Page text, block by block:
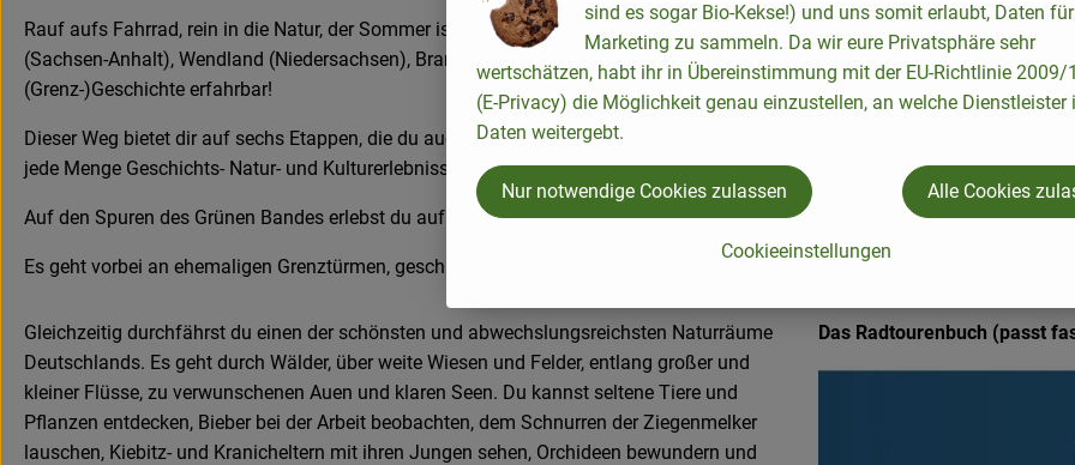
Rauf aufs Fahrrad, rein in die Natur, der Sommer ist da und die Ferien sind nicht weit. Der Vier-Länder-Grenzradweg führt
(Sachsen-Anhalt), Wendland (Niedersachsen), Brandenburg und Mecklenburg-Vorpommern, ein gutes Stück auch an der
(Grenz-)Geschichte erfahrbar!
Dieser Weg bietet dir auf sechs Etappen, die du auch zusammen als Radrundweg fahren kannst, nicht nur landschaftlich
jede Menge Geschichts- Natur- und Kulturerlebnisse!
Auf den Spuren des Grünen Bandes erlebst du auf diesem Radweg (Natur-) Geschichte hautnah.
Es geht vorbei an ehemaligen Grenztürmen, geschleiften Ortschaften, Resten von Grenzanlagen und anderen
Gleichzeitig durchfährst du einen der schönsten und abwechslungsreichsten Naturräume
Deutschlands. Es geht durch Wälder, über weite Wiesen und Felder, entlang großer und
kleiner Flüsse, zu verwunschenen Auen und klaren Seen. Du kannst seltene Tiere und
Pflanzen entdecken, Bieber bei der Arbeit beobachten, dem Schnurren der Ziegenmelker
lauschen, Kiebitz- und Kranicheltern mit ihren Jungen sehen, Orchideen bewundern und
Das Radtourenbuch (passt
sind es sogar Bio-Kekse!) und uns somit erlaubt, Daten
Marketing zu sammeln. Da wir eure Privatsphäre sehr
wertschätzen, habt ihr in Übereinstimmung mit der EU-Richtlinie 2009/
(E-Privacy) die Möglichkeit genau einzustellen, an welche Dienstleister
Daten weitergebt.
Cookieeinstellungen
Nur notwendige Cookies zulassen Alle Cookies